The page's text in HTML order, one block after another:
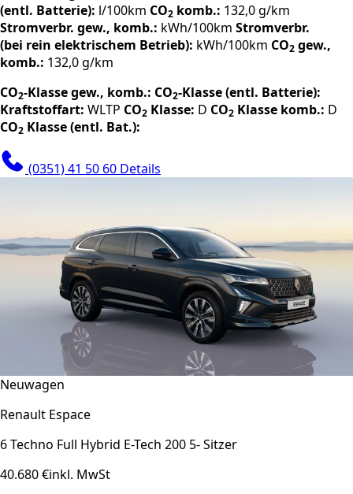
(entl. Batterie): l/100km CO2 komb.: 132,0 g/km
Stromverbr. gew., komb.: kWh/100km Stromverbr.
(bei rein elektrischem Betrieb): kWh/100km CO2 gew.,
komb.: 132,0 g/km
CO2-Klasse gew., komb.: CO2-Klasse (entl. Batterie):
Kraftstoffart: WLTP CO2 Klasse: D CO2 Klasse komb.: D
CO2 Klasse (entl. Bat.):
(0351) 41 50 60 Details
Neuwagen
Renault Espace
6 Techno Full Hybrid E-Tech 200 5- Sitzer
40.680 €inkl. MwSt